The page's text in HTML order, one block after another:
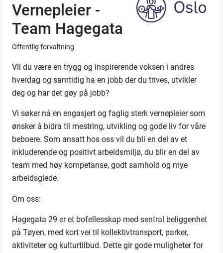
Vernepleier -
Team Hagegata
Offentlig forvaltning
Vil du være en trygg og inspirerende voksen i andres
hverdag og samtidig ha en jobb der du trives, utvikler
deg og har det gøy på jobb?
Vi søker nå en engasjert og faglig sterk vernepleier som
ønsker å bidra til mestring, utvikling og gode liv for våre
beboere. Som ansatt hos oss vil du bli en del av et
inkluderende og positivt arbeidsmiljø, du blir en del av
team med høy kompetanse, godt samhold og mye
arbeidsglede.
Om oss:
Hagegata 29 er et bofellesskap med sentral beliggenhet
på Tøyen, med kort vei til kollektivtransport, parker,
aktiviteter og kulturtilbud. Dette gir gode muligheter for